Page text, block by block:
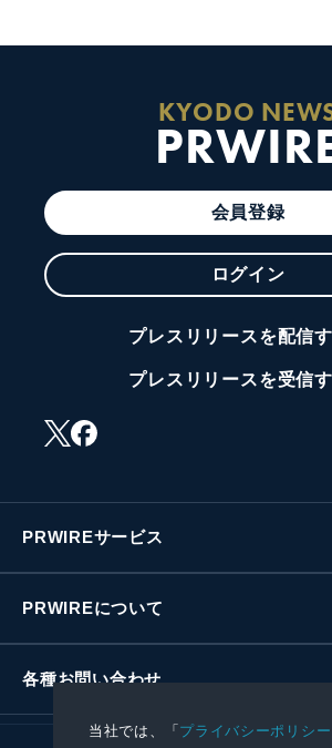
当社では、「プライバシーポリシー
KYODO
会員登録
ログイン
プレスリリースを配信
プレスリリースを受信
PRWIREサービス
PRWIREについて
各種お問い合わせ